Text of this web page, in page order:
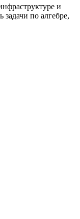
и
по алгебре,